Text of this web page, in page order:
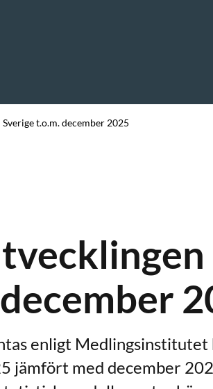
t.o.m. december 2025
enligt Medlingsinstitutet
jämfört med december